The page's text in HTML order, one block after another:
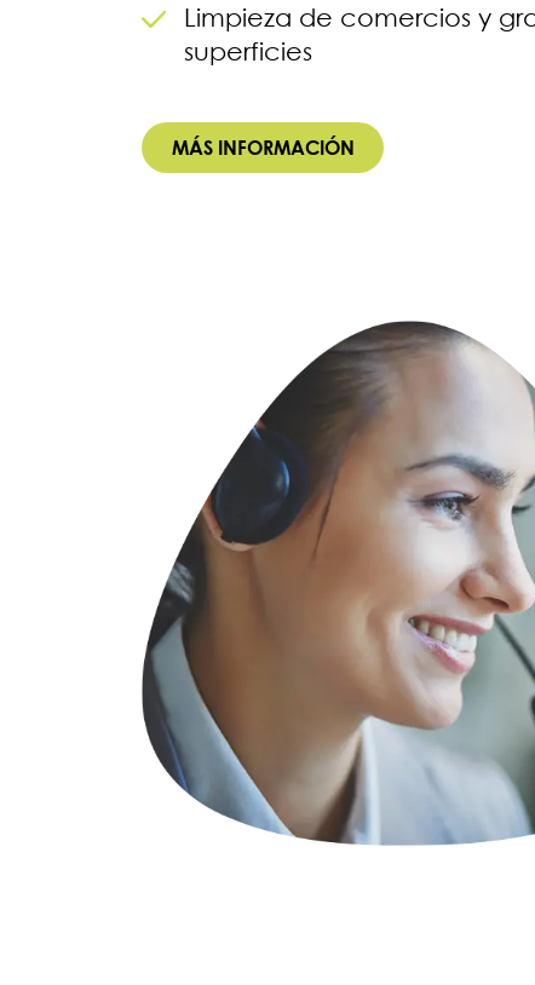
Limpieza de comercios y
superficies
MÁS INFORMACIÓN